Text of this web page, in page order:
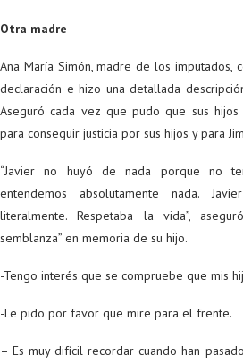
Otra madre
Ana María Simón, madre de los imputados,
declaración e hizo una detallada
Aseguró cada vez que pudo que sus
para conseguir justicia por sus hijos y para
“Javier no huyó de nada porque no
entendemos absolutamente nada.
literalmente. Respetaba la vida”,
semblanza” en memoria de su hijo.
-Tengo interés que se compruebe que mis
-Le pido por favor que mire para el frente.
– Es muy difícil recordar cuando han